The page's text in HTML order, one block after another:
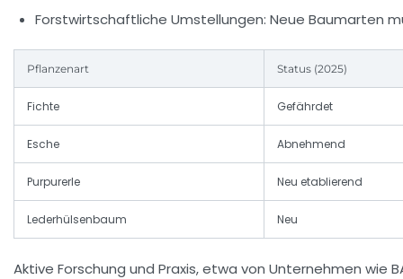
Forstwirtschaftliche Umstellungen: Neue Baumarten
Pflanzenart Status (2025)
Fichte Gefährdet
Esche Abnehmend
Purpurerle Neu etablierend
Lederhülsenbaum Neu
Aktive Forschung und Praxis, etwa von Unternehmen wie